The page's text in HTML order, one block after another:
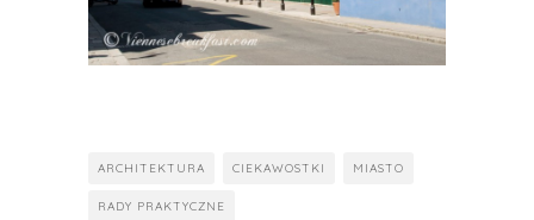
ARCHITEKTURA CIEKAWOSTKI MIASTO
RADY PRAKTYCZNE